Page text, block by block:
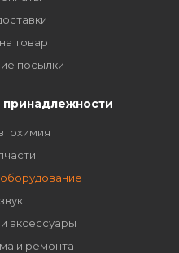
товар
посылки
аксессуары
и ремонта